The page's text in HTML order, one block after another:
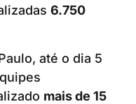
6.750
até o dia 5
mais de 15